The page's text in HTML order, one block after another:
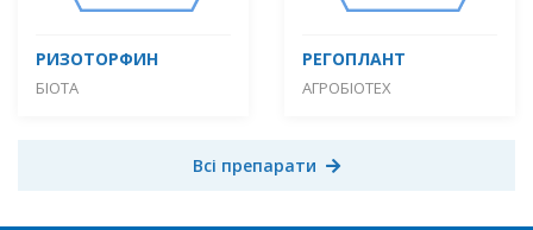
РИЗОТОРФИН
БІОТА
РЕГОПЛАНТ
АГРОБІОТЕХ
Всі препарати